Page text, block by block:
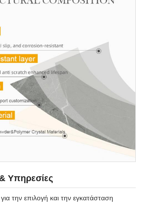
Υπηρεσίες
την επιλογή και την εγκατάσταση